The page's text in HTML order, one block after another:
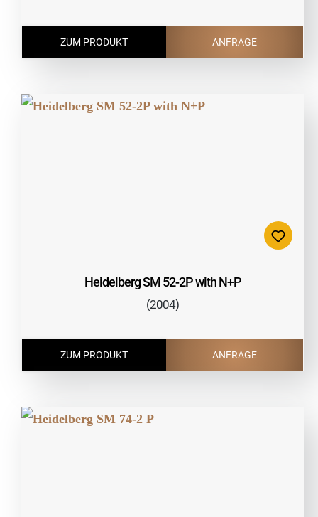
ZUM PRODUKT ANFRAGE
Heidelberg SM 52-2P with N+P
(2004)
ZUM PRODUKT ANFRAGE